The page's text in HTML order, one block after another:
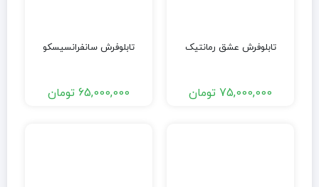
تابلوفرش عشق رمانتیک
75,000,000 تومان
تابلوفرش سانفرانسیسکو
65,000,000 تومان